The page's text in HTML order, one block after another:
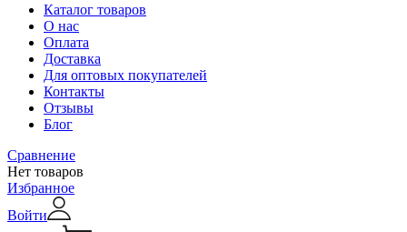
Каталог товаров
О нас
Оплата
Доставка
Для оптовых покупателей
Контакты
Отзывы
Блог
Сравнение
Нет товаров
Избранное
Войти